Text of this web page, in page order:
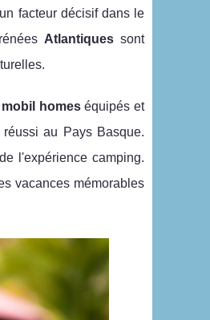
facteur décisif dans le
Atlantiquessont
mobil homeséquipés et
au Pays Basque.
l'expérience camping.
vacances mémorables